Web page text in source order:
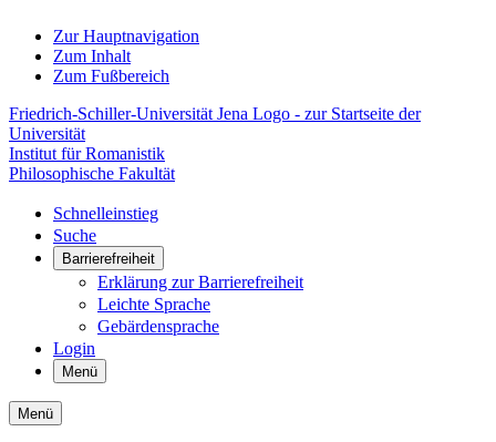
Zur Hauptnavigation
Zum Inhalt
Zum Fußbereich
Friedrich-Schiller-Universität Jena Logo - zur Startseite der
Universität
Institut für Romanistik
Philosophische Fakultät
Schnelleinstieg
Suche
Barrierefreiheit
Erklärung zur Barrierefreiheit
Leichte Sprache
Gebärdensprache
Login
Menü
Menü